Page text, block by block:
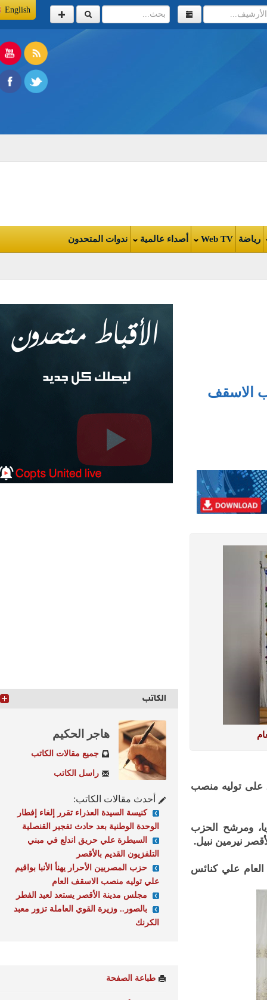
English
Web TV أصداء عالمية ندوات المتحدون
الاسقف
توليه منصب
ومرشح الحزب
نيرمين نبيل.
علي كنائس
الكاتب
هاجر الحكيم
جميع مقالات الكاتب
راسل الكاتب
أحدث مقالات الكاتب:
كنيسة السيدة العذراء تقرر إلغاء إفطار
الوحدة الوطنية بعد حادث تفجير القنصلية
السيطرة علي حريق اندلع في مبني
التلفزيون القديم بالأقصر
حزب المصريين الأحرار يهنأ الأنبا بواقيم
علي توليه منصب الاسقف العام
مجلس مدينة الأقصر يستعد لعيد الفطر
بالصور.. وزيرة القوي العاملة تزور معبد
الكرنك
طباعة الصفحة